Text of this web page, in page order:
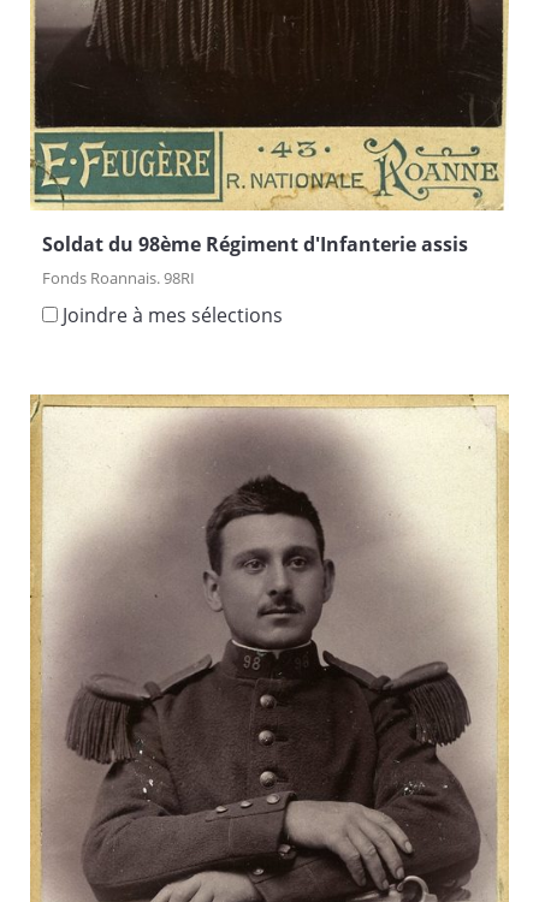
Soldat du 98ème Régiment d'Infanterie assis
Fonds Roannais. 98RI
Joindre à mes sélections